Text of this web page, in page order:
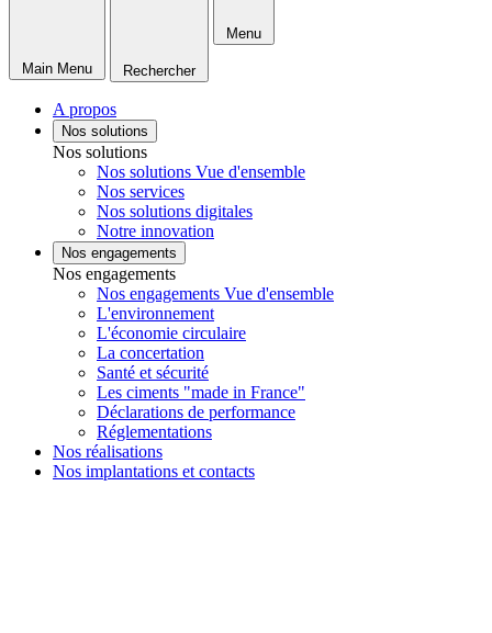
Main Menu Rechercher
Menu
A propos
Nos solutions
Nos solutions
Nos solutions Vue d'ensemble
Nos services
Nos solutions digitales
Notre innovation
Nos engagements
Nos engagements
Nos engagements Vue d'ensemble
L'environnement
L'économie circulaire
La concertation
Santé et sécurité
Les ciments "made in France"
Déclarations de performance
Réglementations
Nos réalisations
Nos implantations et contacts